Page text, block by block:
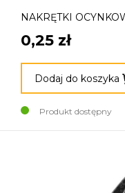
NAKRĘTKI
0,25 zł
Dodaj do koszyka
Produkt dostępny